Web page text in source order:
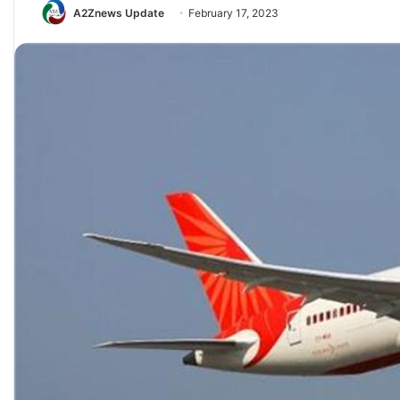
A2Znews Update February 17, 2023